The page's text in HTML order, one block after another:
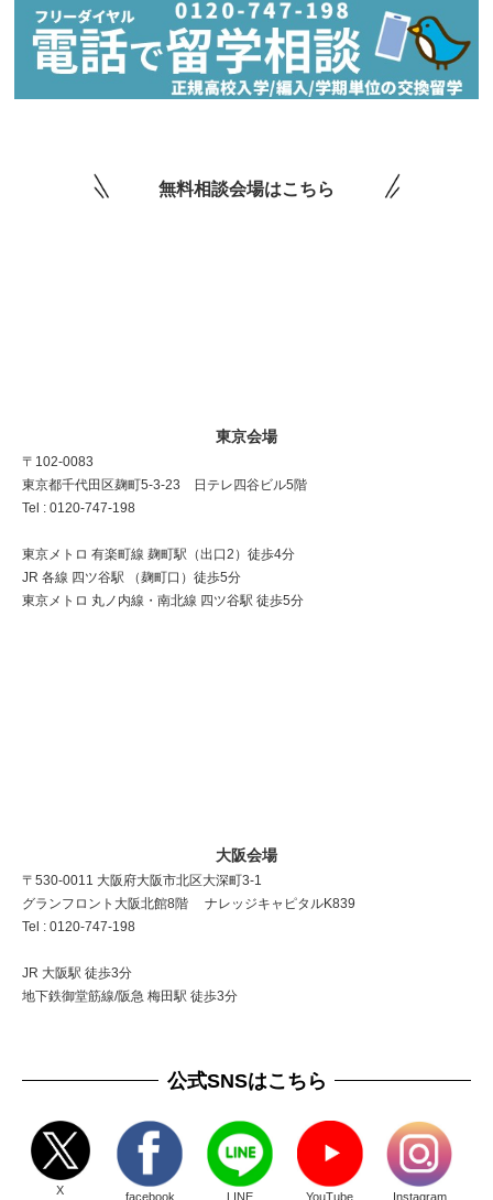
無料相談会場はこちら
東京会場
〒102-0083
東京都千代田区麹町5-3-23 日テレ四谷ビル5階
Tel : 0120-747-198
東京メトロ 有楽町線 麹町駅（出口2）徒歩4分
JR 各線 四ツ谷駅 （麹町口）徒歩5分
東京メトロ 丸ノ内線・南北線 四ツ谷駅 徒歩5分
大阪会場
〒530-0011 大阪府大阪市北区大深町3-1
グランフロント大阪北館8階 ナレッジキャピタルK839
Tel : 0120-747-198
JR 大阪駅 徒歩3分
地下鉄御堂筋線/阪急 梅田駅 徒歩3分
公式SNSはこちら
X facebook LINE YouTube Instagram